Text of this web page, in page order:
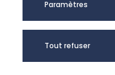
Université de
@Copyright 2024
Paramètres
Tout refuser